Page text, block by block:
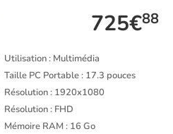
725€88
Utilisation : Multimédia
Taille PC Portable : 17.3 pouces
Résolution : 1920x1080
Résolution : FHD
Mémoire RAM : 16 Go